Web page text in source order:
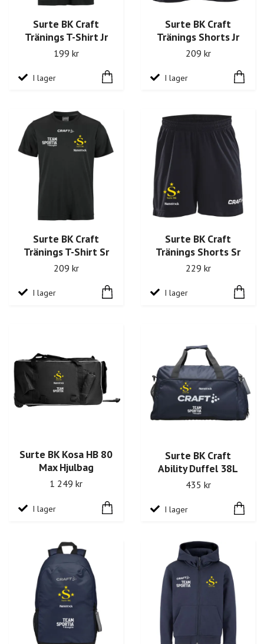
Surte BK Craft
Tränings T-Shirt Jr
199 kr
I lager
Surte BK Craft
Tränings Shorts Jr
209 kr
I lager
Surte BK Craft
Tränings T-Shirt Sr
209 kr
I lager
Surte BK Craft
Tränings Shorts Sr
229 kr
I lager
Surte BK Kosa HB 80
Max Hjulbag
1 249 kr
I lager
Surte BK Craft
Ability Duffel 38L
435 kr
I lager